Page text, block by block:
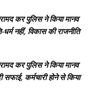
कर पुलिस ने किया मानव
नहीं, विकास की राजनीति
कर पुलिस ने किया मानव
कर्मचारी होने से किया